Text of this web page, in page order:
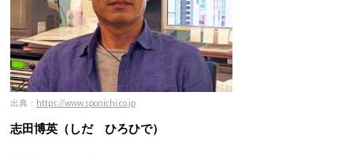
出典： https://www.sponichi.co.jp
志田博英（しだ ひろひで）